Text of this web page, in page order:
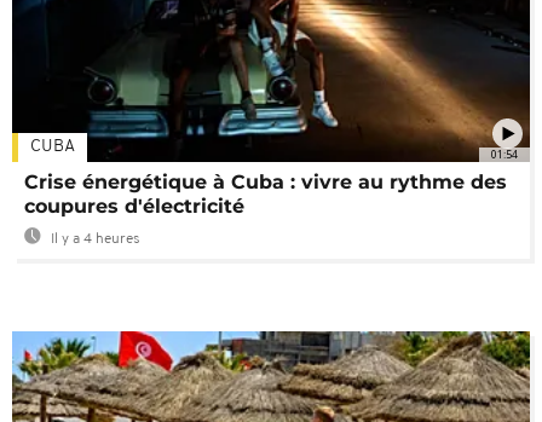
01:54
CUBA
Crise énergétique à Cuba : vivre au rythme des
coupures d'électricité
Il y a 4 heures